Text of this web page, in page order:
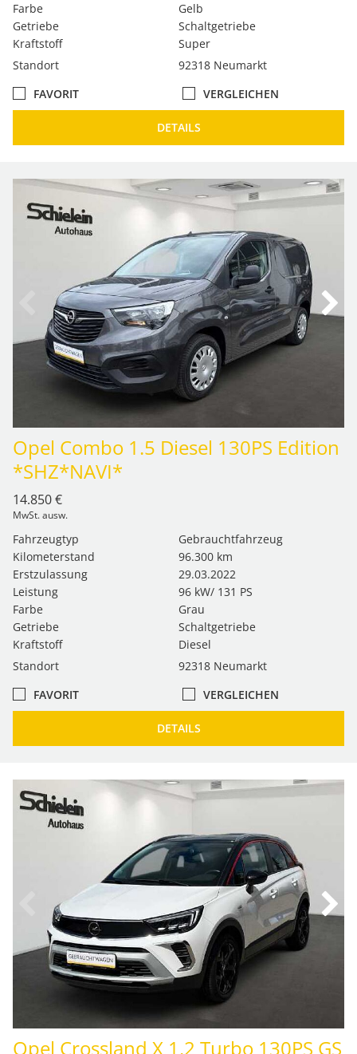
Farbe
Gelb
Getriebe
Schaltgetriebe
Kraftstoff
Super
Standort
92318 Neumarkt
FAVORIT
VERGLEICHEN
DETAILS
Opel Combo 1.5 Diesel 130PS Edition
*SHZ*NAVI*
14.850 €
MwSt. ausw.
Fahrzeugtyp
Gebrauchtfahrzeug
Kilometerstand
96.300 km
Erstzulassung
29.03.2022
Leistung
96 kW/ 131 PS
Farbe
Grau
Getriebe
Schaltgetriebe
Kraftstoff
Diesel
Standort
92318 Neumarkt
FAVORIT
VERGLEICHEN
DETAILS
Opel Crossland X 1.2 Turbo 130PS GS